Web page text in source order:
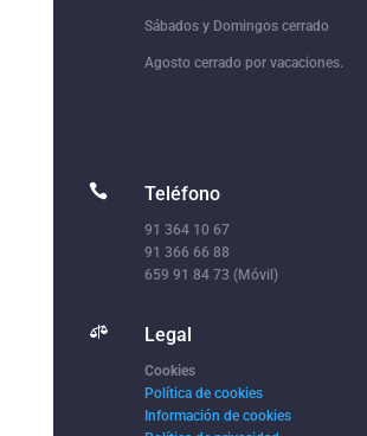
Sábados y Domingos cerrado
Agosto cerrado por vacaciones.
 Teléfono
91 364 10 67
91 366 66 88
659 91 84 73 (Móvil)
 Legal
Cookies
Política de cookies
Información de cookies